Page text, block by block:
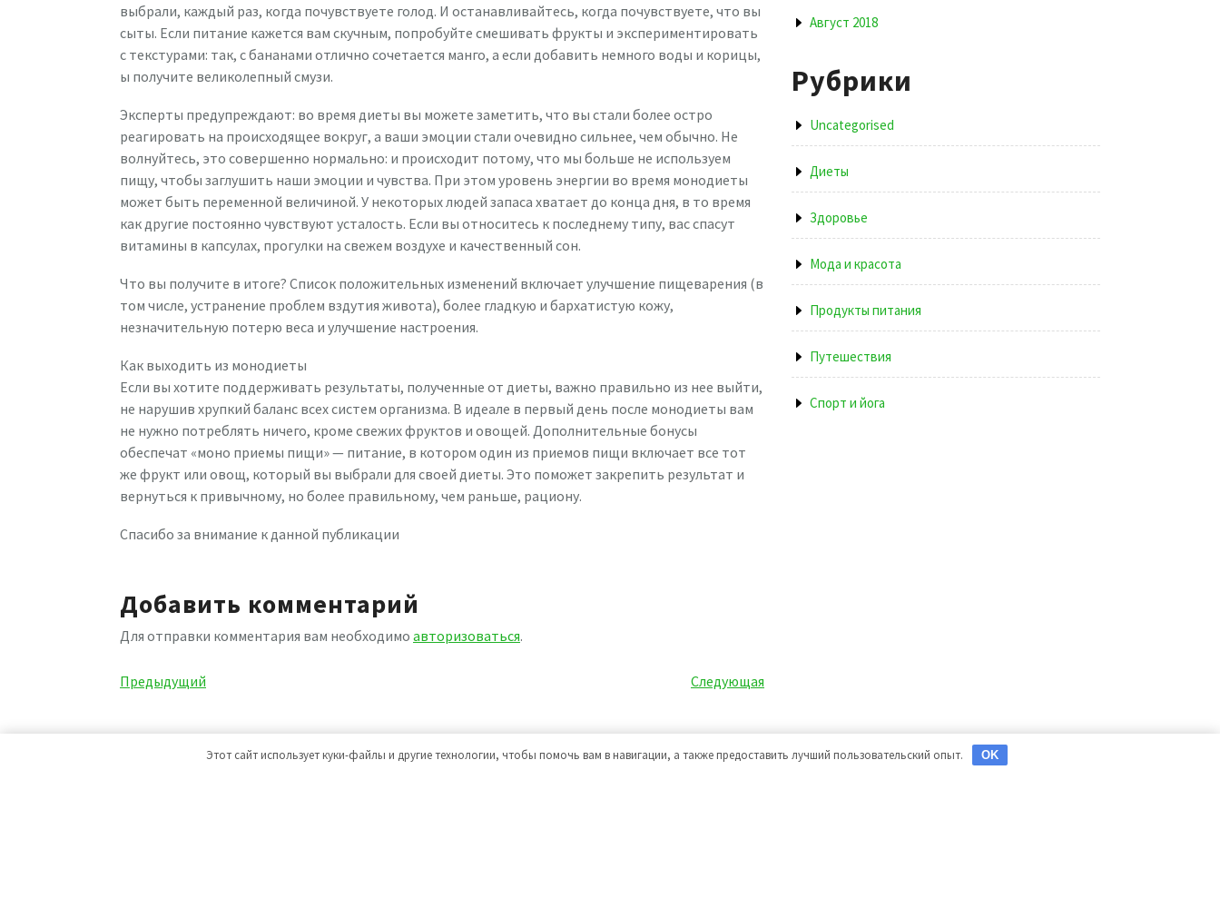
выбрали, каждый раз, когда почувствуете голод. И останавливайтесь, когда почувствуете, что вы
сыты. Если питание кажется вам скучным, попробуйте смешивать фрукты и экспериментировать
с текстурами: так, с бананами отлично сочетается манго, а если добавить немного воды и корицы,
ы получите великолепный смузи.
Эксперты предупреждают: во время диеты вы можете заметить, что вы стали более остро
реагировать на происходящее вокруг, а ваши эмоции стали очевидно сильнее, чем обычно. Не
волнуйтесь, это совершенно нормально: и происходит потому, что мы больше не используем
пищу, чтобы заглушить наши эмоции и чувства. При этом уровень энергии во время монодиеты
может быть переменной величиной. У некоторых людей запаса хватает до конца дня, в то время
как другие постоянно чувствуют усталость. Если вы относитесь к последнему типу, вас спасут
витамины в капсулах, прогулки на свежем воздухе и качественный сон.
Что вы получите в итоге? Список положительных изменений включает улучшение пищеварения (в
том числе, устранение проблем вздутия живота), более гладкую и бархатистую кожу,
незначительную потерю веса и улучшение настроения.
Как выходить из монодиеты
Если вы хотите поддерживать результаты, полученные от диеты, важно правильно из нее выйти,
не нарушив хрупкий баланс всех систем организма. В идеале в первый день после монодиеты вам
не нужно потреблять ничего, кроме свежих фруктов и овощей. Дополнительные бонусы
обеспечат «моно приемы пищи» — питание, в котором один из приемов пищи включает все тот
же фрукт или овощ, который вы выбрали для своей диеты. Это поможет закрепить результат и
вернуться к привычному, но более правильному, чем раньше, рациону.
Спасибо за внимание к данной публикации
Добавить комментарий
Для отправки комментария вам необходимо авторизоваться.
Навигация
записям
Предыдущая
Предыдущий
Следующая
Следующая
Август 2018
Рубрики
Uncategorised
Диеты
Здоровье
Мода и красота
Продукты питания
Путешествия
Спорт и йога
Этот сайт использует куки-файлы и другие технологии, чтобы помочь вам в навигации, а также предоставить лучший пользовательский опыт. OK